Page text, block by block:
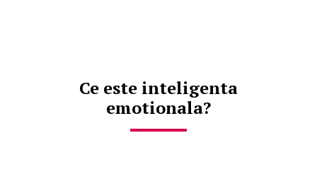
Ce este inteligenta
emotionala?